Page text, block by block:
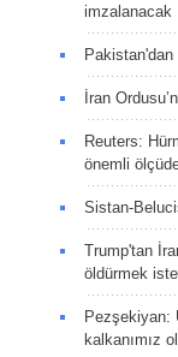
imzalanacak
Pakistan'dan
İran
Reuters:
önemli
Sistan-
Trump'tan
öldürmek
Pezşekiyan:
kalkanımız